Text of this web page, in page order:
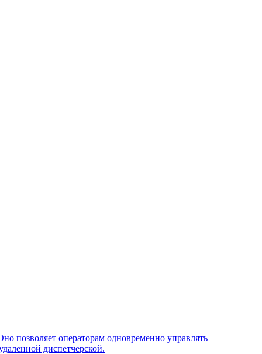
позволяет операторам одновременно управлять
диспетчерской.